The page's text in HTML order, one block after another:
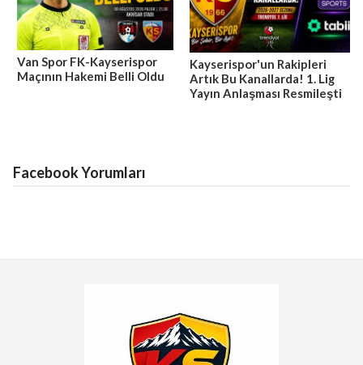
Van Spor FK-Kayserispor
Maçının Hakemi Belli Oldu
Kayserispor'un Rakipleri
Artık Bu Kanallarda! 1. Lig
Yayın Anlaşması Resmileşti
Facebook Yorumları